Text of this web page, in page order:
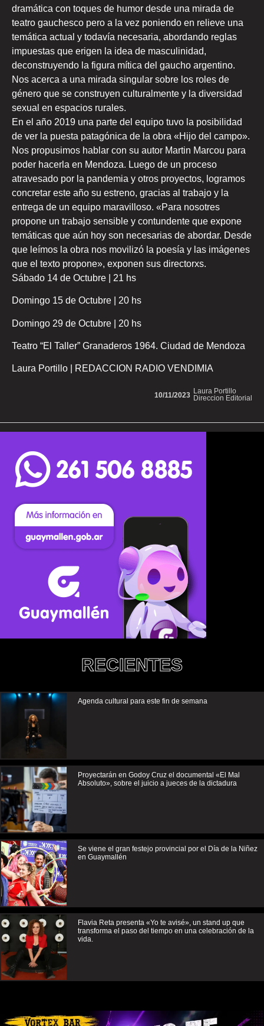
dramática con toques de humor desde una mirada de
teatro gauchesco pero a la vez poniendo en relieve una
temática actual y todavía necesaria, abordando reglas
impuestas que erigen la idea de masculinidad,
deconstruyendo la figura mítica del gaucho argentino.
Nos acerca a una mirada singular sobre los roles de
género que se construyen culturalmente y la diversidad
sexual en espacios rurales.
En el año 2019 una parte del equipo tuvo la posibilidad
de ver la puesta patagónica de la obra «Hijo del campo».
Nos propusimos hablar con su autor Martin Marcou para
poder hacerla en Mendoza. Luego de un proceso
atravesado por la pandemia y otros proyectos, logramos
concretar este año su estreno, gracias al trabajo y la
entrega de un equipo maravilloso. «Para nosotres
propone un trabajo sensible y contundente que expone
temáticas que aún hoy son necesarias de abordar. Desde
que leímos la obra nos movilizó la poesía y las imágenes
que el texto propone», exponen sus directorxs.
Sábado 14 de Octubre | 21 hs
Domingo 15 de Octubre | 20 hs
Domingo 29 de Octubre | 20 hs
Teatro “El Taller” Granaderos 1964. Ciudad de Mendoza
Laura Portillo | REDACCION RADIO VENDIMIA
Laura Portillo
Direccion Editorial
10/11/2023
RECIENTES
Agenda cultural para este fin de semana
Proyectarán en Godoy Cruz el documental «El Mal
Absoluto», sobre el juicio a jueces de la dictadura
Se viene el gran festejo provincial por el Día de la Niñez
en Guaymallén
Flavia Reta presenta «Yo te avisé», un stand up que
transforma el paso del tiempo en una celebración de la
vida.